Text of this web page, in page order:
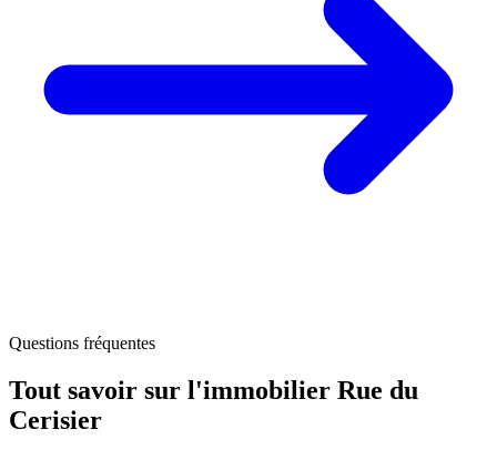
Questions fréquentes
Tout savoir sur l'immobilier Rue du
Cerisier